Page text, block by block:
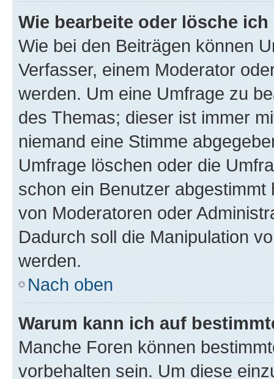
Wie bearbeite oder lösche
Wie bei den Beiträgen können
Verfasser, einem Moderator
werden. Um eine Umfrage zu
des Themas; dieser ist immer
niemand eine Stimme
Umfrage löschen oder die
schon ein Benutzer
von Moderatoren oder
Dadurch soll die Manipulation
werden.
Nach oben
Warum kann ich auf
Manche Foren können
vorbehalten sein. Um diese